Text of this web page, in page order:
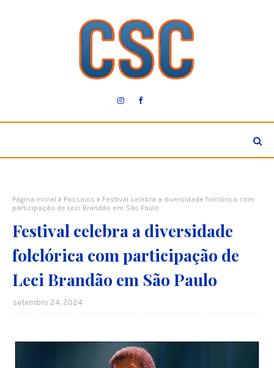
Página inicial Passeios
Festival celebra a diversidade folclórica com
participação de Leci Brandão em São Paulo
Festival celebra a diversidade
folclórica com participação de
Leci Brandão em São Paulo
setembro 24, 2024